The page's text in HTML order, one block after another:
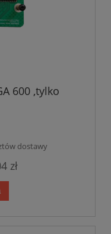
600 ,tylko
dostawy
zł